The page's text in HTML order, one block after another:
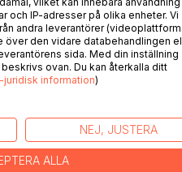
HOS
och IP-adresser på olika enheter. Vi
andra leverantörer
över den vidare databehandlingen
sida. Med din inställning
ovan. Du kan återkalla ditt
juridisk information)
NEJ, JUSTERA
ALLA